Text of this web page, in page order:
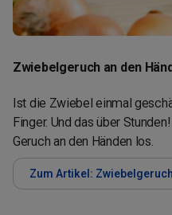
Zwiebelgeruch an den
Ist die Zwiebel einmal
Finger. Und das über
Geruch an den Händen los.
Zum Artikel: Zwiebelgeruch